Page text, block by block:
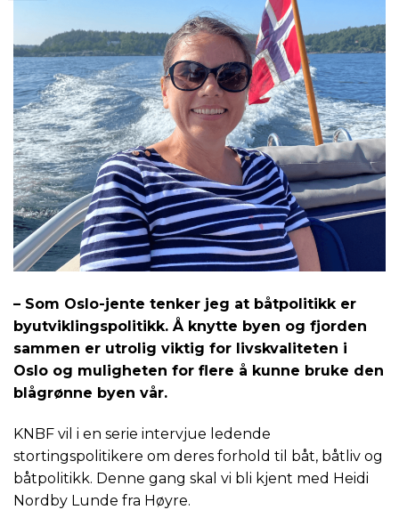
– Som Oslo-jente tenker jeg at båtpolitikk er
byutviklingspolitikk. Å knytte byen og fjorden
sammen er utrolig viktig for livskvaliteten i
Oslo og muligheten for flere å kunne bruke den
blågrønne byen vår.
KNBF vil i en serie intervjue ledende
stortingspolitikere om deres forhold til båt, båtliv og
båtpolitikk. Denne gang skal vi bli kjent med Heidi
Nordby Lunde fra Høyre.